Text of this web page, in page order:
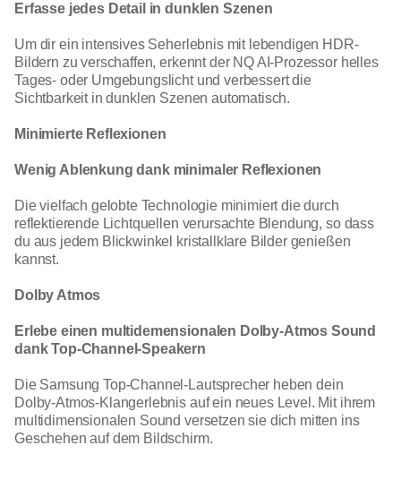
Erfasse jedes Detail in dunklen Szenen
Um dir ein intensives Seherlebnis mit lebendigen HDR-
Bildern zu verschaffen, erkennt der NQ AI-Prozessor helles
Tages- oder Umgebungslicht und verbessert die
Sichtbarkeit in dunklen Szenen automatisch.
Minimierte Reflexionen
Wenig Ablenkung dank minimaler Reflexionen
Die vielfach gelobte Technologie minimiert die durch
reflektierende Lichtquellen verursachte Blendung, so dass
du aus jedem Blickwinkel kristallklare Bilder genießen
kannst.
Dolby Atmos
Erlebe einen multidemensionalen Dolby-Atmos Sound
dank Top-Channel-Speakern
Die Samsung Top-Channel-Lautsprecher heben dein
Dolby-Atmos-Klangerlebnis auf ein neues Level. Mit ihrem
multidimensionalen Sound versetzen sie dich mitten ins
Geschehen auf dem Bildschirm.